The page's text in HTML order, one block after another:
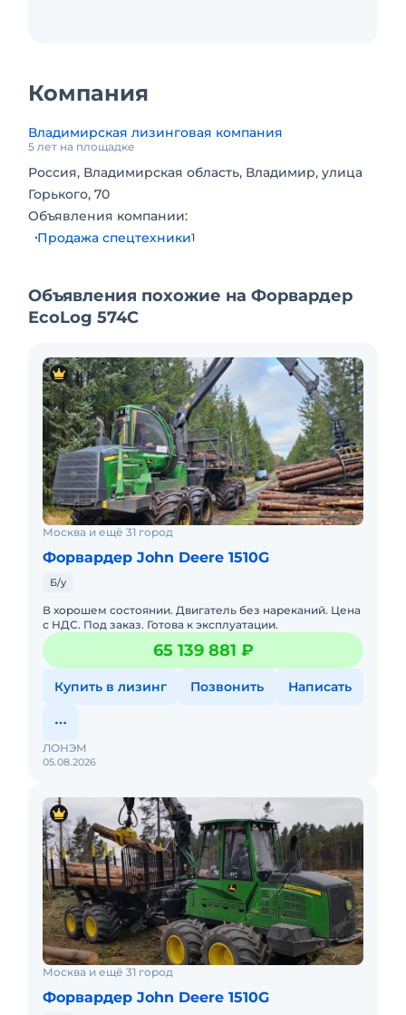
Компания
Владимирская лизинговая компания
5 лет на площадке
Россия, Владимирская область, Владимир, улица
Горького, 70
Объявления компании:
Продажа спецтехники1
Объявления похожие на Форвардер
EcoLog 574C
Москва и ещё 31 город
Форвардер John Deere 1510G
Б/у
В хорошем состоянии. Двигатель без нареканий. Цена
с НДС. Под заказ. Готова к эксплуатации.
65 139 881 ₽
Купить в лизинг Позвонить Написать
05.08.2026
ЛОНЭМ
Москва и ещё 31 город
Форвардер John Deere 1510G